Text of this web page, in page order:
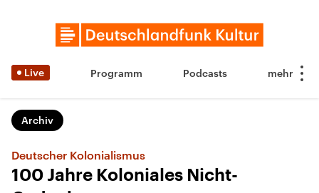
Live Programm Podcasts
Archiv
Deutscher Kolonialismus
100 Jahre Koloniales Nicht-